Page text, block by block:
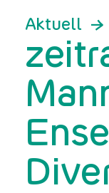
Aktuell